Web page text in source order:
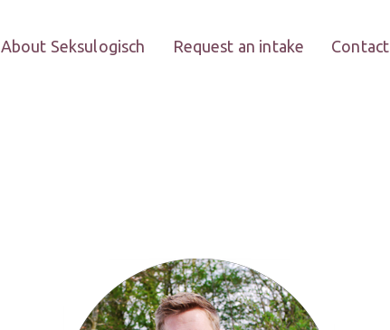
About Seksulogisch Request an intake Contact